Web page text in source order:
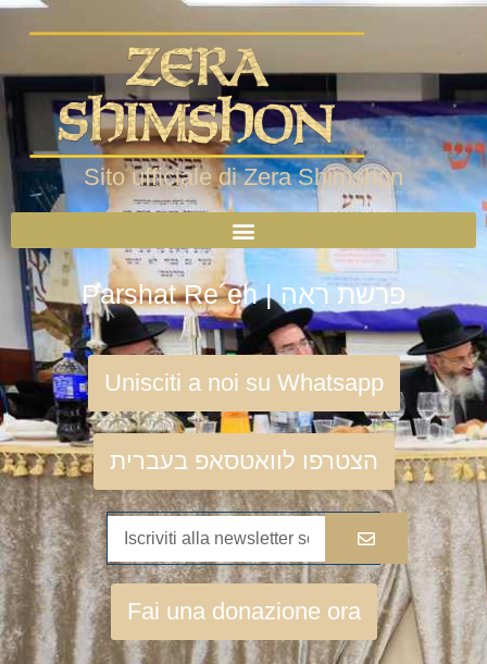
Sito ufficiale di Zera Shimshon
Parshat Re´eh | פרשת ראה
Unisciti a noi su Whatsapp
הצטרפו לוואטסאפ בעברית
Fai una donazione ora